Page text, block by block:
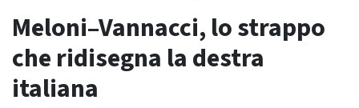
Meloni–Vannacci, lo strappo
che ridisegna la destra
italiana